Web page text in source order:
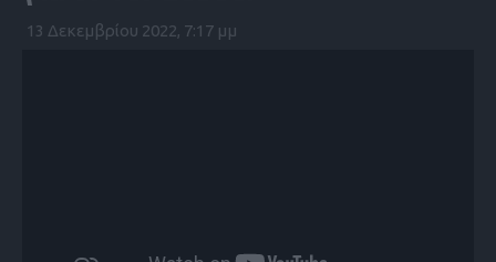
13 Δεκεμβρίου 2022, 7:17 μμ